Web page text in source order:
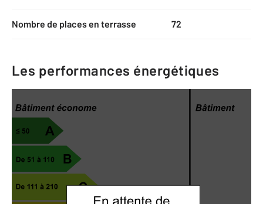
Nombre de places en terrasse 72
Les performances énergétiques